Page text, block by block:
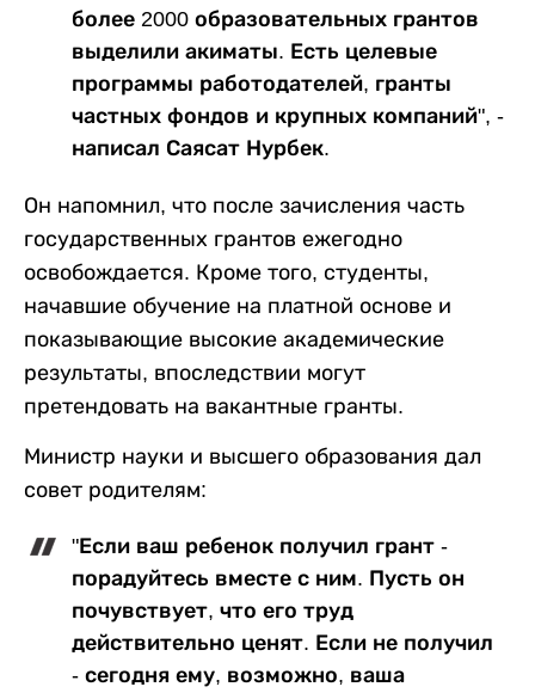
более 2000 образовательных грантов
выделили акиматы. Есть целевые
программы работодателей, гранты
частных фондов и крупных компаний", -
написал Саясат Нурбек.
Он напомнил, что после зачисления часть
государственных грантов ежегодно
освобождается. Кроме того, студенты,
начавшие обучение на платной основе и
показывающие высокие академические
результаты, впоследствии могут
претендовать на вакантные гранты.
Министр науки и высшего образования дал
совет родителям:
"Если ваш ребенок получил грант -
порадуйтесь вместе с ним. Пусть он
почувствует, что его труд
действительно ценят. Если не получил
- сегодня ему, возможно, ваша